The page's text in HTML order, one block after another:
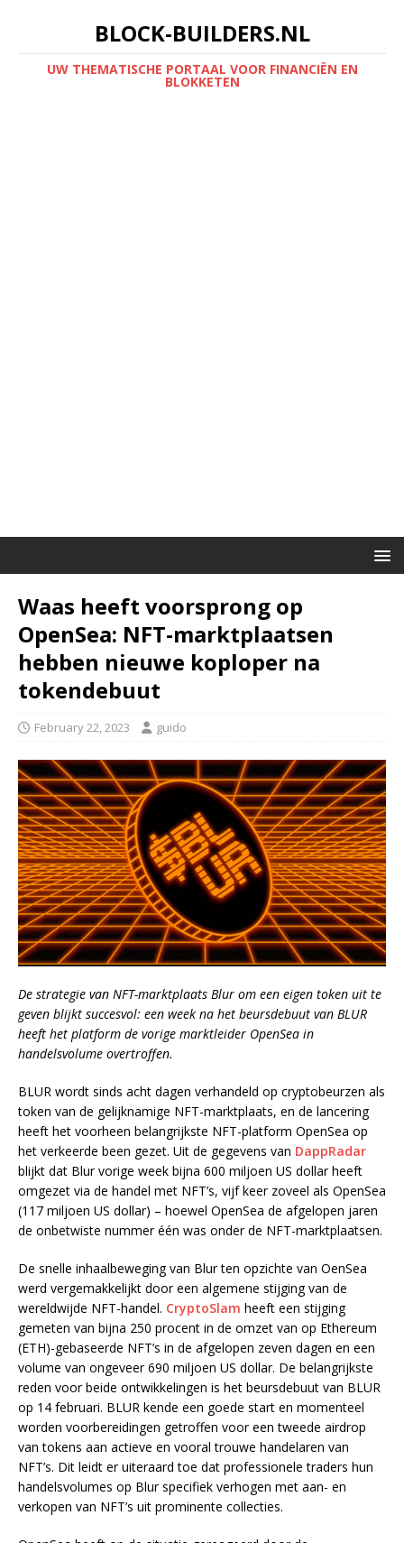
BLOCK-BUILDERS.NL
UW THEMATISCHE PORTAAL VOOR FINANCIËN EN
BLOKKETEN
Waas heeft voorsprong op
OpenSea: NFT-marktplaatsen
hebben nieuwe koploper na
tokendebuut
February 22, 2023 guido
De strategie van NFT-marktplaats Blur om een eigen token uit te
geven blijkt succesvol: een week na het beursdebuut van BLUR
heeft het platform de vorige marktleider OpenSea in
handelsvolume overtroffen.
BLUR wordt sinds acht dagen verhandeld op cryptobeurzen als
token van de gelijknamige NFT-marktplaats, en de lancering
heeft het voorheen belangrijkste NFT-platform OpenSea op
het verkeerde been gezet. Uit de gegevens van DappRadar
blijkt dat Blur vorige week bijna 600 miljoen US dollar heeft
omgezet via de handel met NFT’s, vijf keer zoveel als OpenSea
(117 miljoen US dollar) – hoewel OpenSea de afgelopen jaren
de onbetwiste nummer één was onder de NFT-marktplaatsen.
De snelle inhaalbeweging van Blur ten opzichte van OenSea
werd vergemakkelijkt door een algemene stijging van de
wereldwijde NFT-handel. CryptoSlam heeft een stijging
gemeten van bijna 250 procent in de omzet van op Ethereum
(ETH)-gebaseerde NFT’s in de afgelopen zeven dagen en een
volume van ongeveer 690 miljoen US dollar. De belangrijkste
reden voor beide ontwikkelingen is het beursdebuut van BLUR
op 14 februari. BLUR kende een goede start en momenteel
worden voorbereidingen getroffen voor een tweede airdrop
van tokens aan actieve en vooral trouwe handelaren van
NFT’s. Dit leidt er uiteraard toe dat professionele traders hun
handelsvolumes op Blur specifiek verhogen met aan- en
verkopen van NFT’s uit prominente collecties.